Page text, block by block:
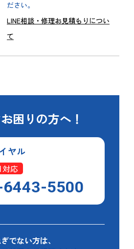
ださい。
LINE相談・修理お見積もりについ
て
お困りの方へ！
ヤル
対応
5500
でない方は、